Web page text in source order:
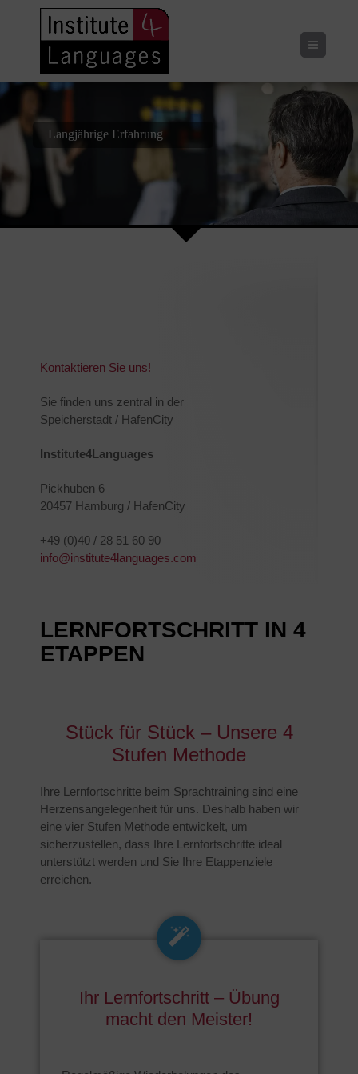
Langjährige Erfahrung
zu Ihrem Vorteil
Kontaktieren Sie uns!
Sie finden uns zentral in der
Speicherstadt / HafenCity
Institute4Languages
Pickhuben 6
20457 Hamburg / HafenCity
+49 (0)40 / 28 51 60 90
info@institute4languages.com
LERNFORTSCHRITT IN 4
ETAPPEN
Stück für Stück – Unsere 4
Stufen Methode
Ihre Lernfortschritte beim Sprachtraining sind eine
Herzensangelegenheit für uns. Deshalb haben wir
eine vier Stufen Methode entwickelt, um
sicherzustellen, dass Ihre Lernfortschritte ideal
unterstützt werden und Sie Ihre Etappenziele
erreichen.
Ihr Lernfortschritt – Übung
macht den Meister!